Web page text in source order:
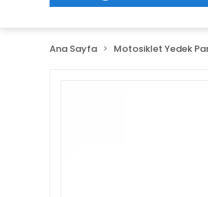
Ana Sayfa Motosiklet Yedek